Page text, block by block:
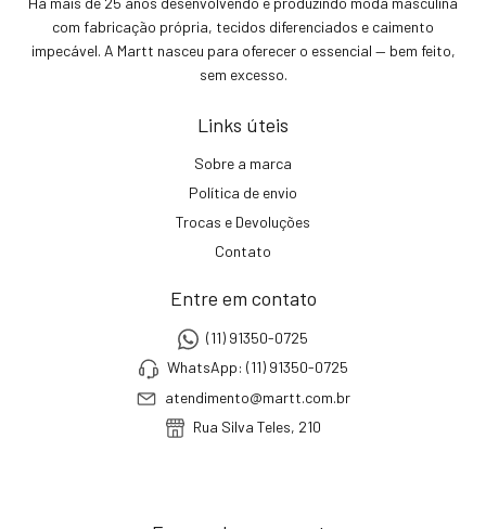
com fabricação própria, tecidos diferenciados e caimento
impecável. A Martt nasceu para oferecer o essencial — bem feito,
sem excesso.
Links úteis
Sobre a marca
Política de envio
Trocas e Devoluções
Contato
Entre em contato
(11) 91350-0725
WhatsApp: (11) 91350-0725
atendimento@martt.com.br
Rua Silva Teles, 210